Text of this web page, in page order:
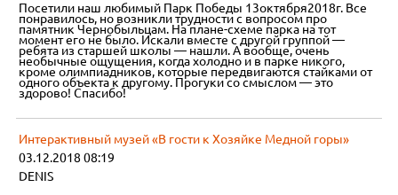
Посетили наш любимый Парк Победы 13октября2018г. Все
понравилось, но возникли трудности с вопросом про
памятник Чернобыльцам. На плане-схеме парка на тот
момент его не было. Искали вместе с другой группой —
ребята из старшей школы — нашли. А вообще, очень
необычные ощущения, когда холодно и в парке никого,
кроме олимпиадников, которые передвигаются стайками от
одного объекта к другому. Прогуки со смыслом — это
здорово! Спасибо!
Интерактивный музей «В гости к Хозяйке Медной горы»
03.12.2018 08:19
DENIS